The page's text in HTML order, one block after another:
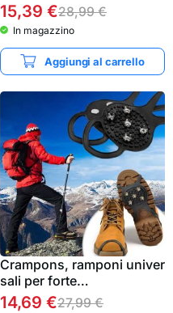
15,39 €28,99€
In magazzino
Aggiungi al carrello
Crampons, ramponi univer
sali per forte…
14,69 €27,99€